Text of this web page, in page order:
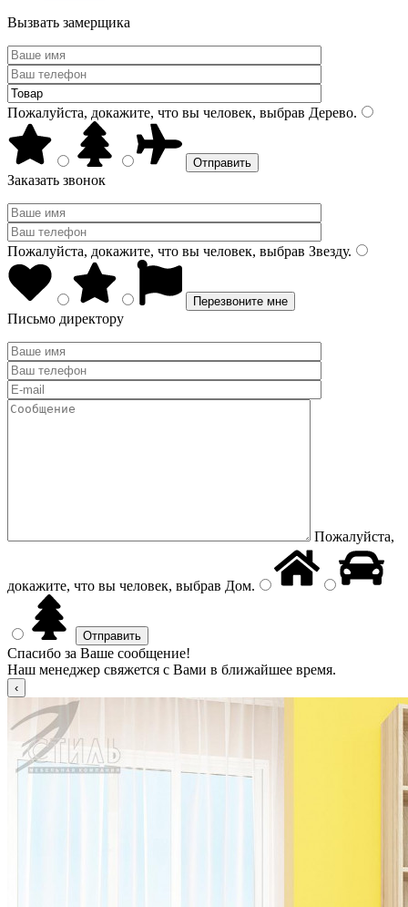
Вызвать замерщика
Пожалуйста, докажите, что вы человек, выбрав Дерево.
Заказать звонок
Пожалуйста, докажите, что вы человек, выбрав Звезду.
Письмо директору
Пожалуйста,
докажите, что вы человек, выбрав Дом.
Спасибо за Ваше сообщение!
Наш менеджер свяжется с Вами в ближайшее время.